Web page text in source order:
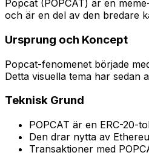
Popcat (POPCAT) är en
och är en del av den bredare
Ursprung och Koncept
Popcat-fenomenet började
Detta visuella tema har sedan
Teknisk Grund
POPCAT är en ERC-20-
Den drar nytta av
Transaktioner med